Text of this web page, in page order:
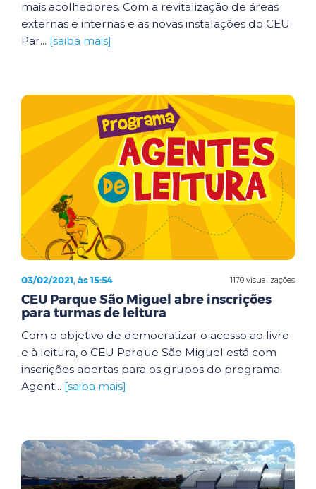
mais acolhedores. Com a revitalização de áreas
externas e internas e as novas instalações do CEU
Par... [saiba mais]
1170 visualizações
03/02/2021, às 15:54
CEU Parque São Miguel abre inscrições
para turmas de leitura
Com o objetivo de democratizar o acesso ao livro
e à leitura, o CEU Parque São Miguel está com
inscrições abertas para os grupos do programa
Agent... [saiba mais]